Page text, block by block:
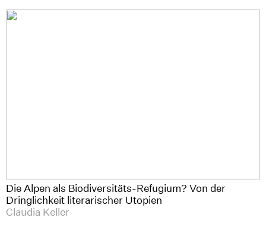
Die Alpen als Biodiversitäts-Refugium? Von der
Dringlichkeit literarischer Utopien
Claudia Keller